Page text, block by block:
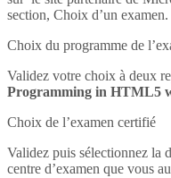
section, Choix d’un examen.
Choix du programme de
Validez votre choix à deux
Programming in HTML5
Choix de l’examen certifié
Validez puis sélectionnez la
centre d’examen que vous